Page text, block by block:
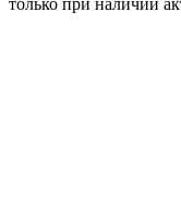
только при наличии